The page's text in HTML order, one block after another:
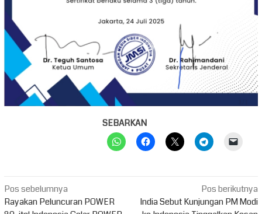
SEBARKAN
Navigasi
pos
Pos sebelumnya
Rayakan Peluncuran POWER
Pos berikutnya
India Sebut Kunjungan PM Modi